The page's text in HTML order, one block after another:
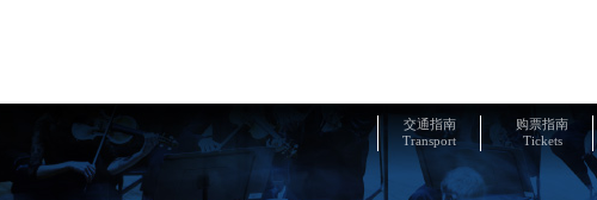
交通指南
Transport
购票指南
Tickets